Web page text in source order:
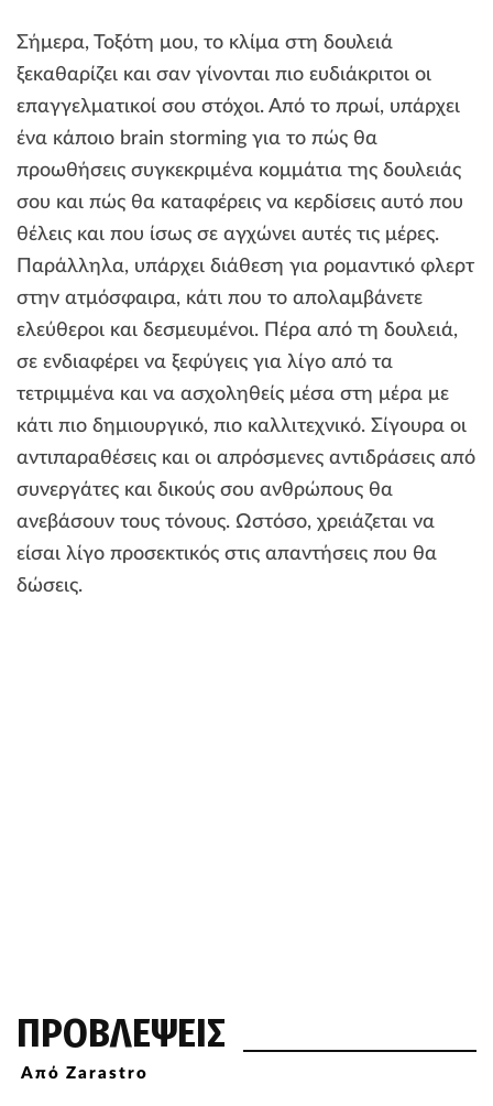
Σήμερα, Τοξότη μου, το κλίμα στη δουλειά
ξεκαθαρίζει και σαν γίνονται πιο ευδιάκριτοι οι
επαγγελματικοί σου στόχοι. Από το πρωί, υπάρχει
ένα κάποιο brain storming για το πώς θα
προωθήσεις συγκεκριμένα κομμάτια της δουλειάς
σου και πώς θα καταφέρεις να κερδίσεις αυτό που
θέλεις και που ίσως σε αγχώνει αυτές τις μέρες.
Παράλληλα, υπάρχει διάθεση για ρομαντικό φλερτ
στην ατμόσφαιρα, κάτι που το απολαμβάνετε
ελεύθεροι και δεσμευμένοι. Πέρα από τη δουλειά,
σε ενδιαφέρει να ξεφύγεις για λίγο από τα
τετριμμένα και να ασχοληθείς μέσα στη μέρα με
κάτι πιο δημιουργικό, πιο καλλιτεχνικό. Σίγουρα οι
αντιπαραθέσεις και οι απρόσμενες αντιδράσεις από
συνεργάτες και δικούς σου ανθρώπους θα
ανεβάσουν τους τόνους. Ωστόσο, χρειάζεται να
είσαι λίγο προσεκτικός στις απαντήσεις που θα
δώσεις.
ΠΡΟΒΛΕΨΕΙΣ
Από Zarastro